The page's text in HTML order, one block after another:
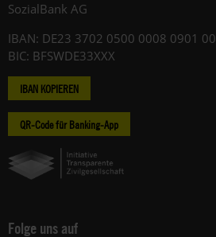
SozialBank AG
IBAN: DE23 3702 0500 0008 0901 00
BIC: BFSWDE33XXX
IBAN KOPIEREN
QR-Code für Banking-App
Folge uns auf